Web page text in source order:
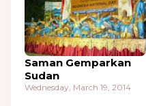
Saman Gemparkan
Sudan
Wednesday, March 19, 2014